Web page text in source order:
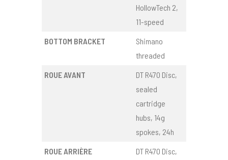
HollowTech 2,
11-speed
BOTTOM BRACKET
Shimano
threaded
ROUE AVANT
DT R470 Disc,
sealed
cartridge
hubs, 14g
spokes, 24h
ROUE ARRIÈRE
DT R470 Disc,